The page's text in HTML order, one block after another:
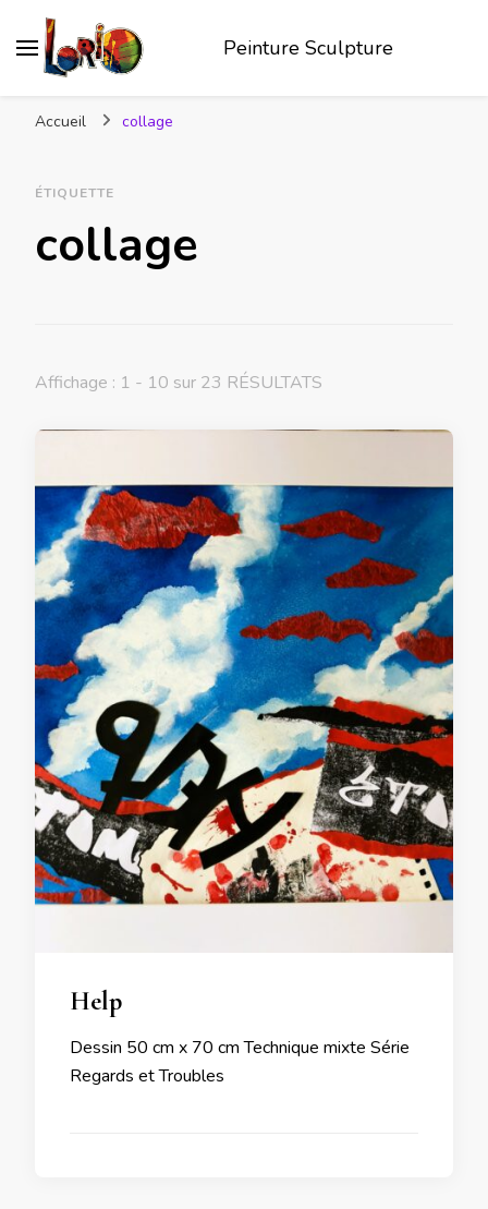
Peinture Sculpture
Accueil collage
ÉTIQUETTE
collage
Affichage : 1 - 10 sur 23 RÉSULTATS
Help
Dessin 50 cm x 70 cm Technique mixte Série
Regards et Troubles